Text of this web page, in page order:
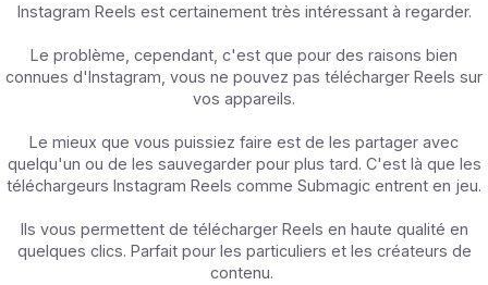
Instagram Reels est certainement très intéressant à regarder.
Le problème, cependant, c'est que pour des raisons bien
connues d'Instagram, vous ne pouvez pas télécharger Reels sur
vos appareils.
Le mieux que vous puissiez faire est de les partager avec
quelqu'un ou de les sauvegarder pour plus tard. C'est là que les
téléchargeurs Instagram Reels comme Submagic entrent en jeu.
Ils vous permettent de télécharger Reels en haute qualité en
quelques clics. Parfait pour les particuliers et les créateurs de
contenu.